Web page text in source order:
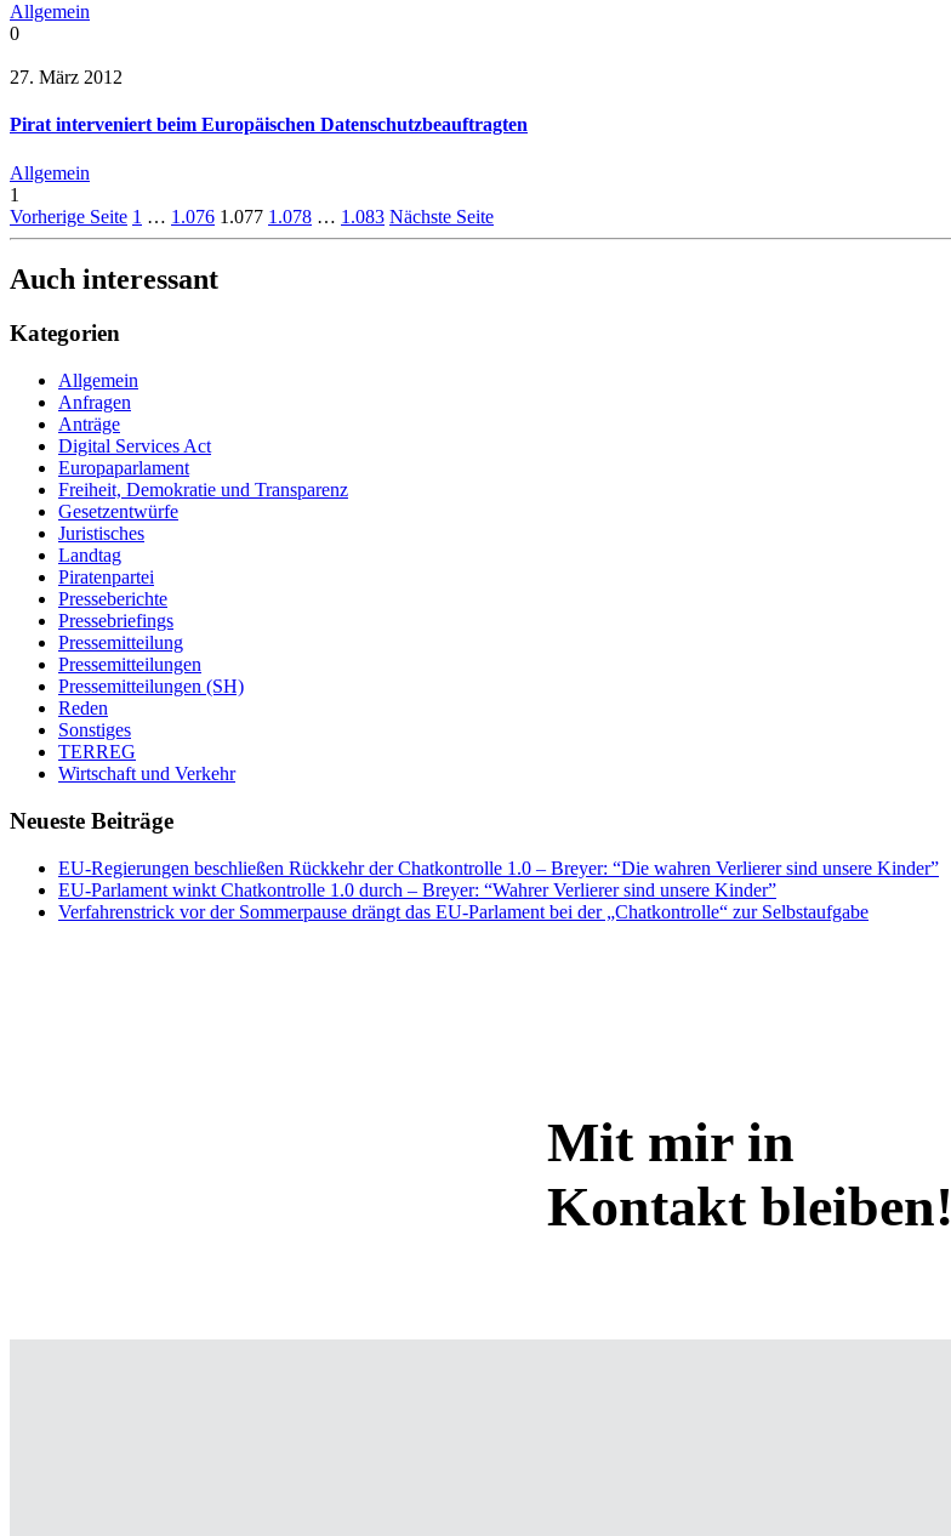
Allgemein
0
27. März 2012
Pirat interveniert beim Europäischen Datenschutzbeauftragten
Allgemein
1
Vorherige Seite 1 … 1.076 1.077 1.078 … 1.083 Nächste Seite
Auch interessant
Kategorien
Allgemein
Anfragen
Anträge
Digital Services Act
Europaparlament
Freiheit, Demokratie und Transparenz
Gesetzentwürfe
Juristisches
Landtag
Piratenpartei
Presseberichte
Pressebriefings
Pressemitteilung
Pressemitteilungen
Pressemitteilungen (SH)
Reden
Sonstiges
TERREG
Wirtschaft und Verkehr
Neueste Beiträge
EU-Regierungen beschließen Rückkehr der Chatkontrolle 1.0 – Breyer: “Die wahren Verlierer sind unsere Kinder”
EU-Parlament winkt Chatkontrolle 1.0 durch – Breyer: “Wahrer Verlierer sind unsere Kinder”
Verfahrenstrick vor der Sommerpause drängt das EU-Parlament bei der „Chatkontrolle“ zur Selbstaufgabe
Mit mir in
Kontakt bleiben!